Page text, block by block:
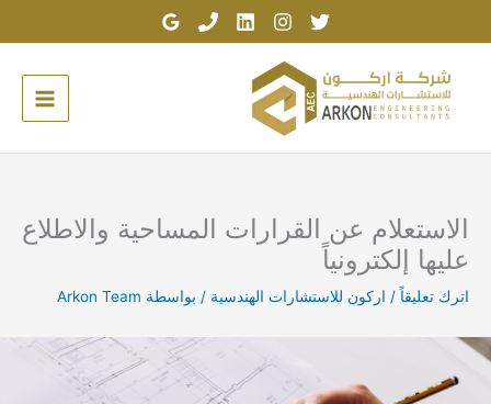
الاستعلام عن القرارات المساحية والاطلاع
عليها إلكترونياً
اترك تعليقاً / اركون للاستشارات الهندسية / بواسطة Arkon Team